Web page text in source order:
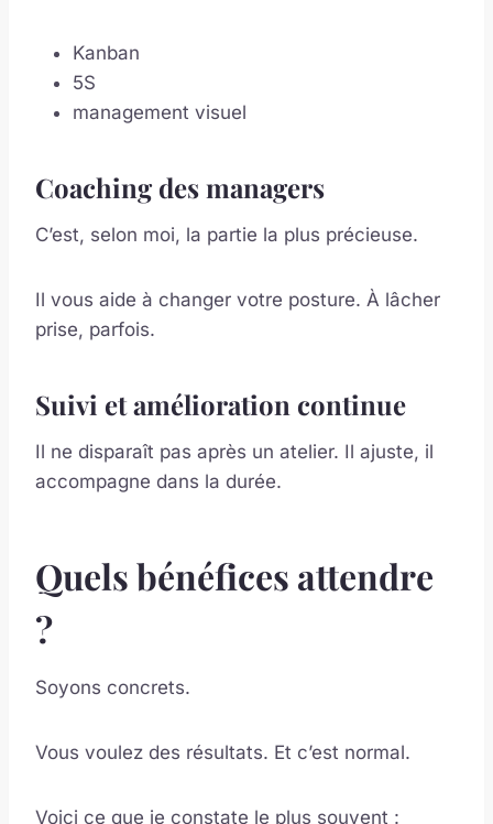
Kanban
5S
management visuel
Coaching des managers
C’est, selon moi, la partie la plus précieuse.
Il vous aide à changer votre posture. À lâcher
prise, parfois.
Suivi et amélioration continue
Il ne disparaît pas après un atelier. Il ajuste, il
accompagne dans la durée.
Quels bénéfices attendre
?
Soyons concrets.
Vous voulez des résultats. Et c’est normal.
Voici ce que je constate le plus souvent :